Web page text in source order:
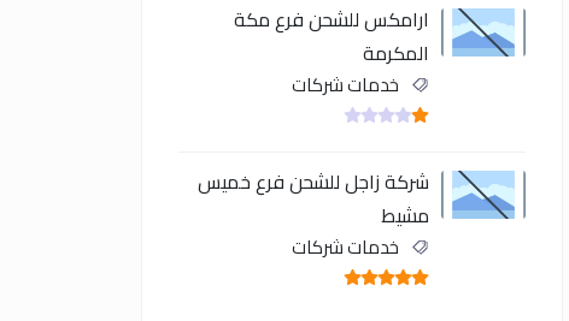
ارامكس للشحن فرع مكة
المكرمة
خدمات شركات
شركة زاجل للشحن فرع خميس
مشيط
خدمات شركات